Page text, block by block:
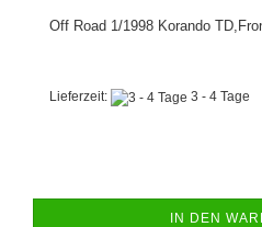
Off Road 1/1998 Korando
Lieferzeit: 3 - 4 Tage
IN DEN